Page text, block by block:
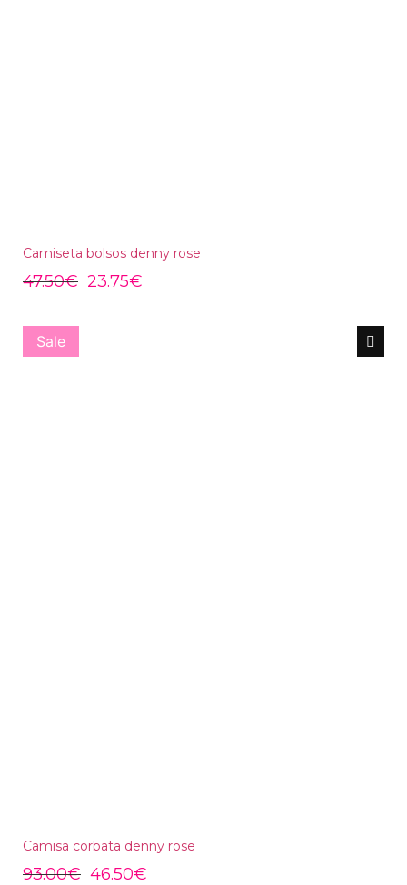
Camiseta bolsos denny rose
47.50€ 23.75€
Sale
Camisa corbata denny rose
93.00€ 46.50€